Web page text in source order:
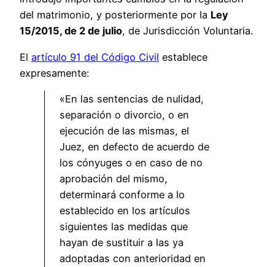
del matrimonio, y posteriormente por la Ley
15/2015, de 2 de julio, de Jurisdicción Voluntaria.
El artículo 91 del Código Civil establece
expresamente:
«En las sentencias de nulidad,
separación o divorcio, o en
ejecución de las mismas, el
Juez, en defecto de acuerdo de
los cónyuges o en caso de no
aprobación del mismo,
determinará conforme a lo
establecido en los artículos
siguientes las medidas que
hayan de sustituir a las ya
adoptadas con anterioridad en